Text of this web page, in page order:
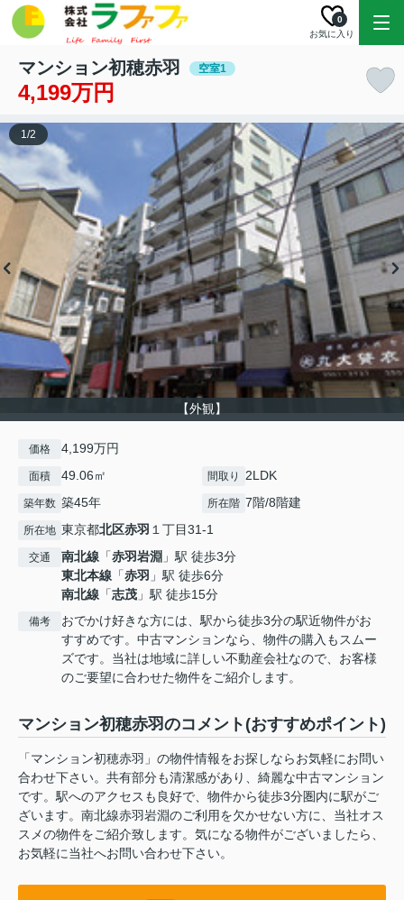
お気に入り
0
マンション初穂赤羽 空室1
4,199万円
【外観】
1/2
価格 4,199万円
面積 49.06㎡ 間取り 2LDK
築年数 築45年 所在階 7階/8階建
所在地 東京都北区赤羽 １丁目31-1
交通 南北線 「赤羽岩淵 」駅 徒歩3分
東北本線 「赤羽 」駅 徒歩6分
南北線 「志茂 」駅 徒歩15分
備考
おでかけ好きな方には、駅から徒歩3分の駅近物件がお
すすめです。中古マンションなら、物件の購入もスムー
ズです。当社は地域に詳しい不動産会社なので、お客様
のご要望に合わせた物件をご紹介します。
マンション初穂赤羽のコメント(おすすめポイント)
「マンション初穂赤羽」の物件情報をお探しならお気軽にお問い
合わせ下さい。共有部分も清潔感があり、綺麗な中古マンション
です。駅へのアクセスも良好で、物件から徒歩3分圏内に駅がご
ざいます。南北線赤羽岩淵のご利用を欠かせない方に、当社オス
スメの物件をご紹介致します。気になる物件がございましたら、
お気軽に当社へお問い合わせ下さい。